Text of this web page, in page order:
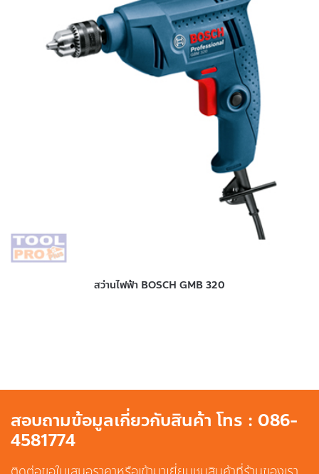
สว่านไฟฟ้า BOSCH GMB 320
สอบถามข้อมูลเกี่ยวกับสินค้า โทร : 086-
4581774